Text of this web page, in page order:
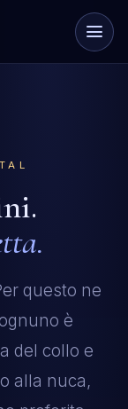
questo ne
è
del collo e
alla nuca,